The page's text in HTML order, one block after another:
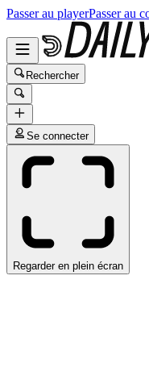
Passer au playerPasser au
Rechercher
Se connecter
Regarder en plein écran